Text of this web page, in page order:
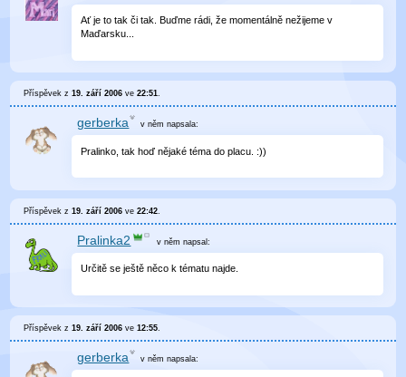
Ať je to tak či tak. Buďme rádi, že momentálně nežijeme v
Maďarsku...
Příspěvek z19. září 2006 ve22:51.
gerberka v něm napsala:
Pralinko, tak hoď nějaké téma do placu. :))
Příspěvek z19. září 2006 ve22:42
Pralinka2 v něm napsal:
Určitě se ještě něco k tématu najde.
Příspěvek z19. září 2006 ve12:55.
gerberka v něm napsala: